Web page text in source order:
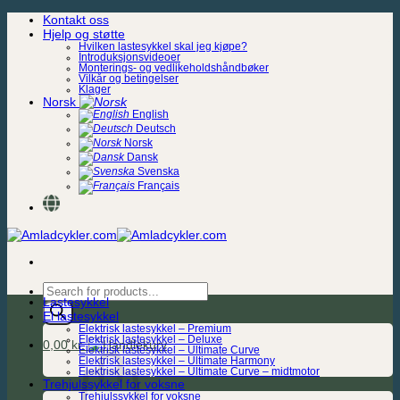
Skip
Kontakt oss
Hjelp og støtte
Hvilken lastesykkel skal jeg kjøpe?
Introduksjonsvideoer
Monterings- og vedlikeholdshåndbøker
Vilkår og betingelser
Klager
Norsk
English
Deutsch
Norsk
Dansk
Svenska
Français
Products
search
0,00kr.
Lastesykkel
El lastesykkel
Elektrisk lastesykkel – Premium
Elektrisk lastesykkel – Deluxe
Elektrisk lastesykkel – Ultimate Curve
Elektrisk lastesykkel – Ultimate Harmony
Elektrisk lastesykkel – Ultimate Curve – midtmotor
Trehjulssykkel for voksne
Trehjulssykkel for voksne